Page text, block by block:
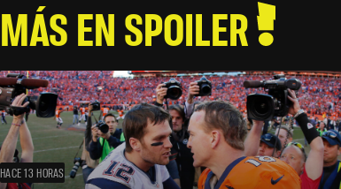
MÁS EN SPOILER
HACE 13 HORAS